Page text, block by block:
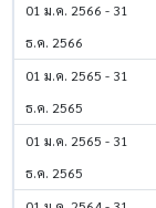
01 ม.ค. 2566 - 31
ธ.ค. 2566
01 ม.ค. 2565 - 31
ธ.ค. 2565
01 ม.ค. 2565 - 31
ธ.ค. 2565